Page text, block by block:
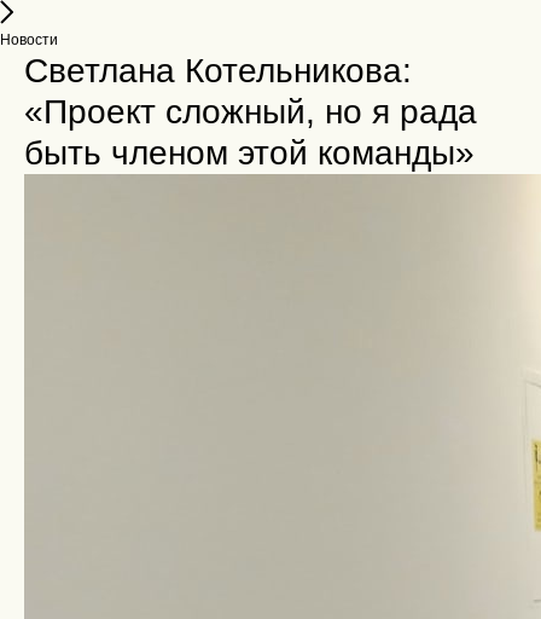
Новости
Светлана Котельникова:
«Проект сложный, но я рада
быть членом этой команды»